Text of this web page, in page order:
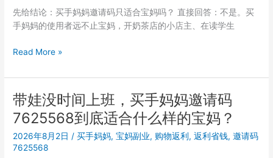
金
手
妈
邀
7625568
餐
餐
返
利
先给结论：买手妈妈邀请码只适合宝妈吗？ 直接回答：不是。买
手妈妈的使用者远不止宝妈，开奶茶店的小店主、在读学生
上
族
日
常
网
购：
买
Read More »
带娃没时间上班，买手妈妈邀请码
7625568到底适合什么样的宝妈？
2026年8月2日 /买手妈妈,宝妈副业, 购物返利 ,返利省钱,邀请码
7625568